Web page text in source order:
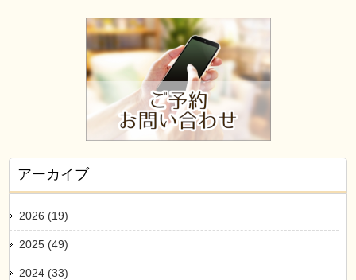
アーカイブ
2026 (19)
2025 (49)
2024 (33)